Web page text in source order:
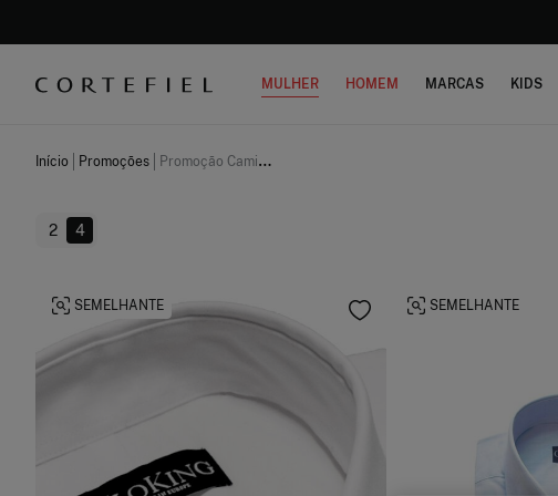
MULHER HOMEM MARCAS KIDS
Início Promoções Promoção Camisas Homem
2 4
SEMELHANTE SEMELHANTE